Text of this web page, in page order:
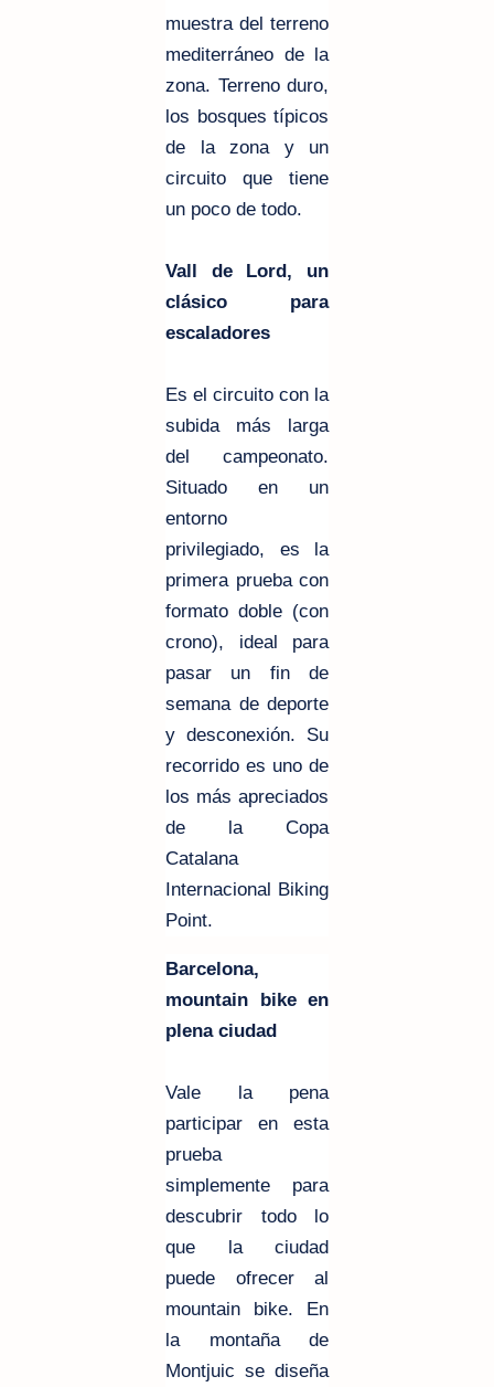
muestra del terreno
mediterráneo de la
zona. Terreno duro,
los bosques típicos
de la zona y un
circuito que tiene
un poco de todo.
Vall de Lord, un
clásico para
escaladores
Es el circuito con la
subida más larga
del campeonato.
Situado en un
entorno
privilegiado, es la
primera prueba con
formato doble (con
crono), ideal para
pasar un fin de
semana de deporte
y desconexión. Su
recorrido es uno de
los más apreciados
de la Copa
Catalana
Internacional Biking
Point.
Barcelona,
mountain bike en
plena ciudad
Vale la pena
participar en esta
prueba
simplemente para
descubrir todo lo
que la ciudad
puede ofrecer al
mountain bike. En
la montaña de
Montjuic se diseña